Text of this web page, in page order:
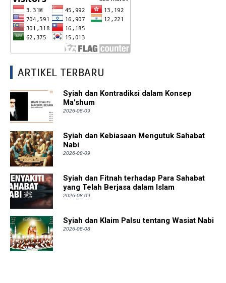
ARTIKEL TERBARU
Syiah dan Kontradiksi dalam Konsep
Ma'shum
2026-08-09
Syiah dan Kebiasaan Mengutuk Sahabat
Nabi
2026-08-09
Syiah dan Fitnah terhadap Para Sahabat
yang Telah Berjasa dalam Islam
2026-08-09
Syiah dan Klaim Palsu tentang Wasiat Nabi
2026-08-08